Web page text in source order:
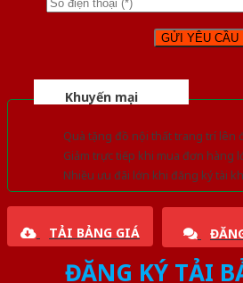
Khuyến mại
Quà tặng đồ nội thất trang trí lên
Giảm trực tiếp khi mua đơn hàng
Nhiều ưu đãi lớn khi đăng ký tài
TẢI BẢNG GIÁ
ĐĂNG KÝ TẢI